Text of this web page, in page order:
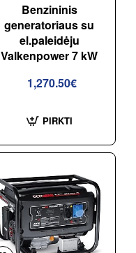
Benzininis
generatoriaus su
el.paleidėju
Valkenpower 7 kW
1,270.50€
PIRKTI